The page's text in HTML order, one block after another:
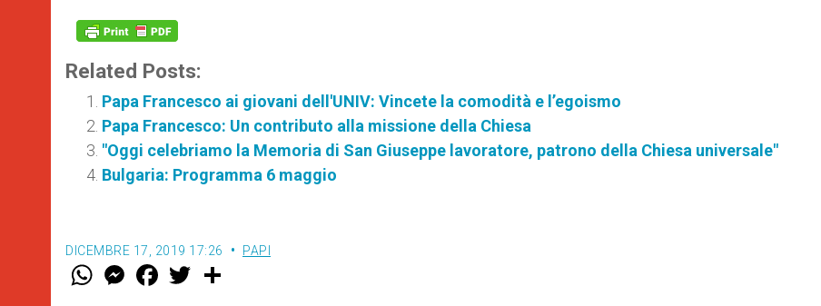
Related Posts:
Papa Francesco ai giovani dell'UNIV: Vincete la comodità e l’egoismo
Papa Francesco: Un contributo alla missione della Chiesa
"Oggi celebriamo la Memoria di San Giuseppe lavoratore, patrono della Chiesa universale"
Bulgaria: Programma 6 maggio
DICEMBRE 17, 2019 17:26 PAPI
W M
e
F
a w